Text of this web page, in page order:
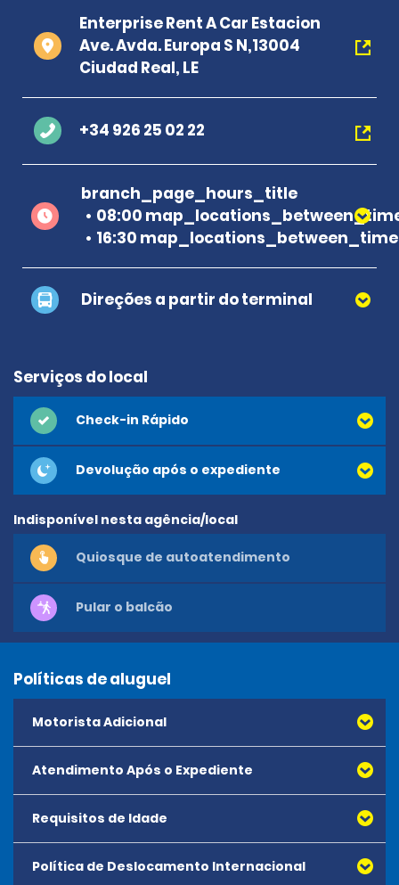
Enterprise Rent A Car Estacion
Ave. Avda. Europa S N,13004
Ciudad Real, LE
+34 926 25 02 22
branch_page_hours_title
08:00
16:30
Direções a partir do terminal
Serviços do local
Check-in Rápido
Devolução após o expediente
Indisponível nesta agência/local
Quiosque de autoatendimento
Pular o balcão
Políticas de aluguel
Motorista Adicional
O preço por motorista adicional será de € 15,00 por dia,
com um limite de 10 dias, por € 150,00.
Atendimento Após o Expediente
Requisitos de Idade
A idade mínima para alugar qualquer veículo é de 21
Política de Deslocamento Internacional